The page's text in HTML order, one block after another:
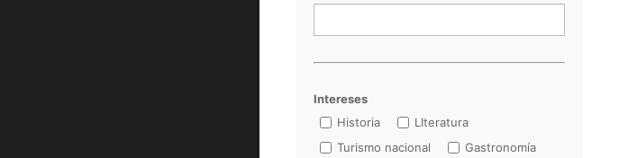
Intereses
Historia
LIteratura
Turismo nacional
Gastronomía